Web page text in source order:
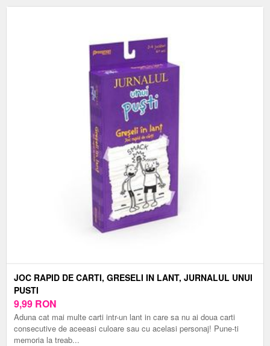
JOC RAPID DE CARTI, GRESELI IN LANT, JURNALUL UNUI
PUSTI
9,99 RON
Aduna cat mai multe carti intr-un lant in care sa nu ai doua carti
consecutive de aceeasi culoare sau cu acelasi personaj! Pune-ti
memoria la treab...